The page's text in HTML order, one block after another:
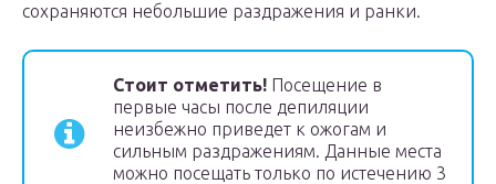
сохраняются небольшие раздражения и ранки.
Стоит отметить! Посещение в
первые часы после депиляции
неизбежно приведет к ожогам и
сильным раздражениям. Данные места
можно посещать только по истечению 3